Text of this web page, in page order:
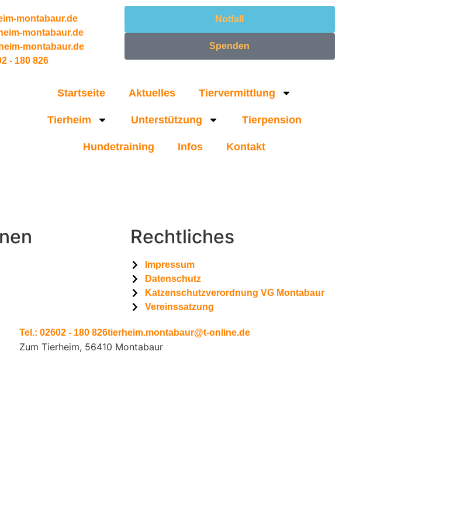
montabaur.de
montabaur.de
montabaur.de
- 180 826
Notfall
Spenden
Startseite Aktuelles Tiervermittlung
Tierheim Unterstützung Tierpension
Hundetraining Infos Kontakt
Rechtliches
Impressum
Datenschutz
Katzenschutzverordnung VG Montabaur
Vereinssatzung
Tel.: 02602 - 180 826tierheim.montabaur@t-online.de
Zum Tierheim, 56410 Montabaur